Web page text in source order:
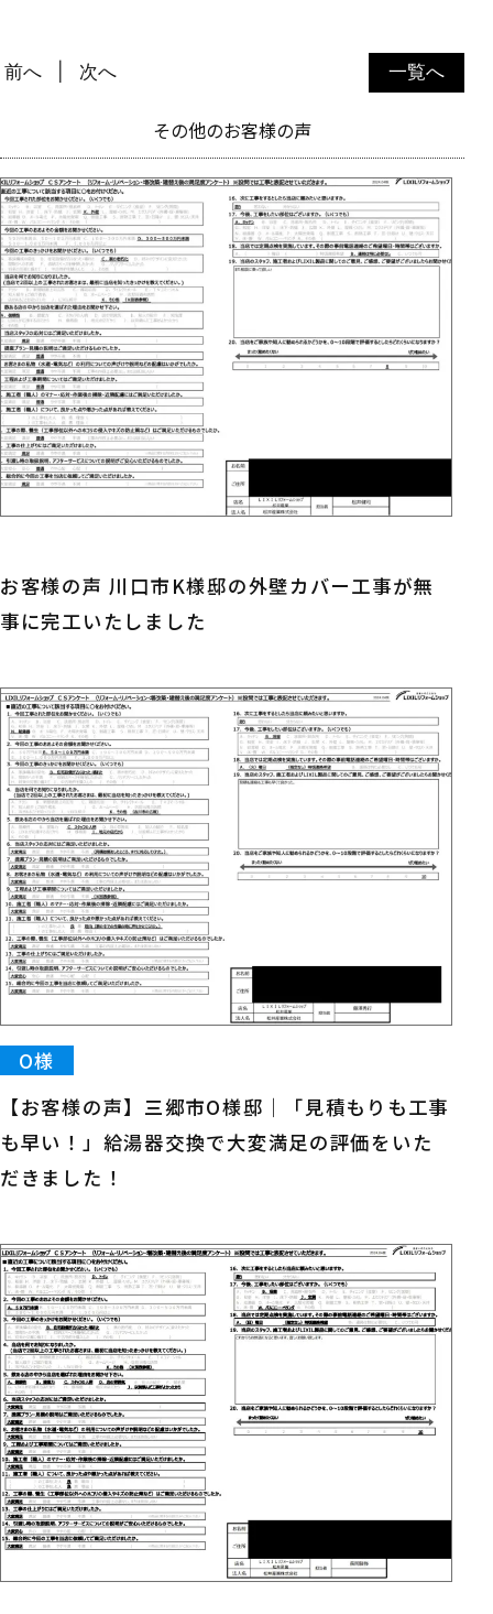
一覧へ
前へ 次へ
その他のお客様の声
お客様の声 川口市K様邸の外壁カバー工事が無
事に完工いたしました
O様
【お客様の声】三郷市O様邸｜「見積もりも工事
も早い！」給湯器交換で大変満足の評価をいた
だきました！